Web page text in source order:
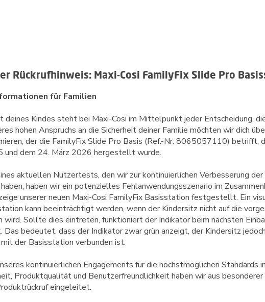
Rückrufhinweis: Maxi-Cosi FamilyFix Slide Pro
für Familien
deines Kindes steht bei Maxi-Cosi im Mittelpunkt jeder Entscheidung,
hohen Anspruchs an die Sicherheit deiner Familie möchten wir dich
der die FamilyFix Slide Pro Basis (Ref.-Nr. 8065057110) betrifft,
aktuellen Nutzertests, den wir zur kontinuierlichen Verbesserung
haben wir ein potenzielles Fehlanwendungsszenario im
unserer neuen Maxi-Cosi FamilyFix Basisstation festgestellt. Ein
kann beeinträchtigt werden, wenn der Kindersitz nicht auf die
wird. Sollte dies eintreten, funktioniert der Indikator beim nächsten
bedeutet, dass der Indikator zwar grün anzeigt, der Kindersitz
der Basisstation verbunden ist.
kontinuierlichen Engagements für die höchstmöglichen Standards
Produktqualität und Benutzerfreundlichkeit haben wir aus
eingeleitet.